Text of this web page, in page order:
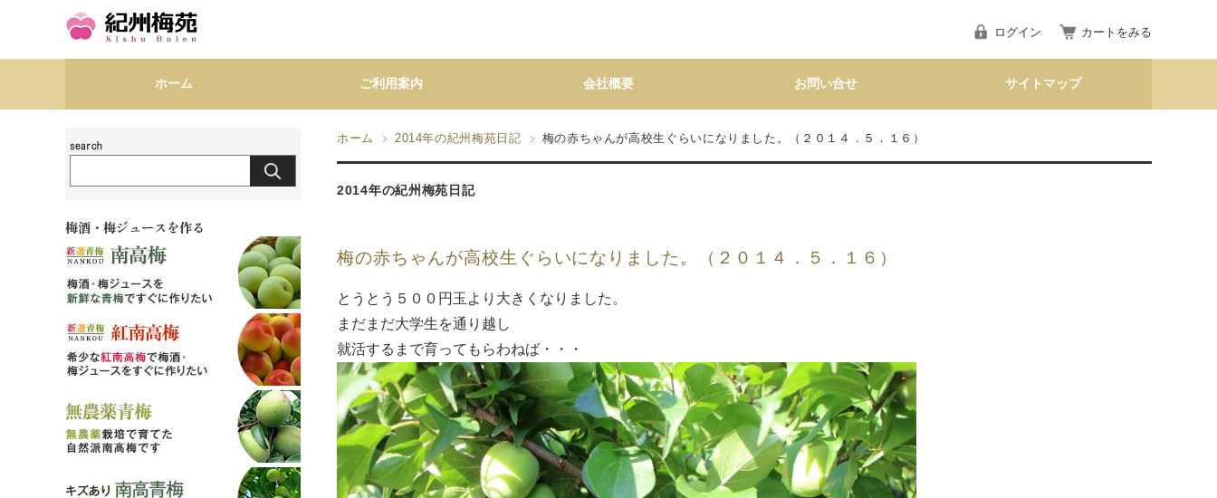
ログイン カートをみる
ホーム ご利用案内 会社概要 お問い合せ サイトマップ
ホーム 2014年の紀州梅苑日記 梅の赤ちゃんが高校生ぐらいになりました。（２０１４．５．１６）
2014年の紀州梅苑日記
梅の赤ちゃんが高校生ぐらいになりました。（２０１４．５．１６）
とうとう５００円玉より大きくなりました。
まだまだ大学生を通り越し
就活するまで育ってもらわねば・・・
梅酒・梅ジュースを作る